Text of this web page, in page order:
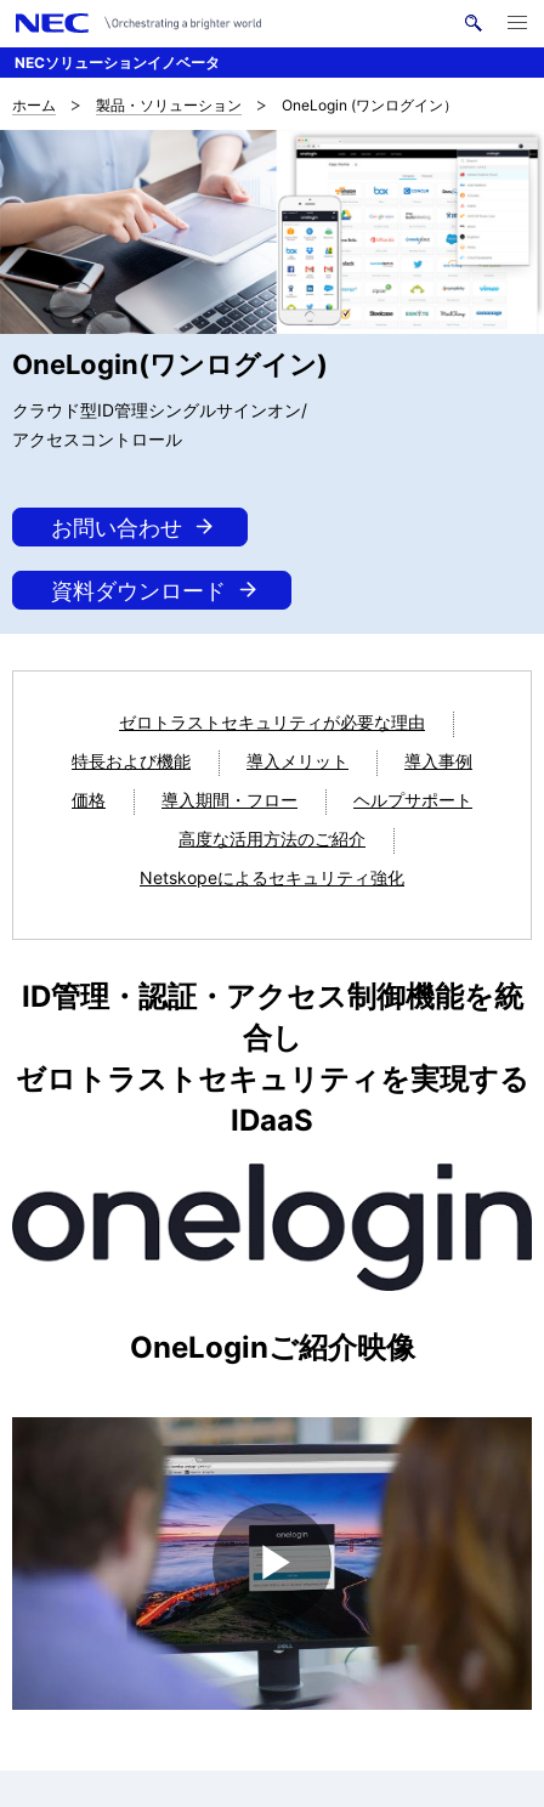
NECソリューションイノベータ
検
索
メ
ニ
ナ
ビ
ゲ
ー
シ
ョ
ン
サ
イ
ト
内
の
現
在
位
ホーム 製品・ソリューション OneLogin (ワンログイン）
OneLogin(ワンログイン)
クラウド型ID管理シングルサインオン/
アクセスコントロール
お問い合わせ
資料ダウンロード
ゼロトラストセキュリティが必要な理由
特長および機能
導入メリット
導入事例
価格
導入期間・フロー
ヘルプサポート
高度な活用方法のご紹介
Netskopeによるセキュリティ強化
ID管理・認証・アクセス制御機能を統
合し
ゼロトラストセキュリティを実現する
IDaaS
OneLoginご紹介映像
P